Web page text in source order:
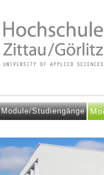
Module/Studiengänge